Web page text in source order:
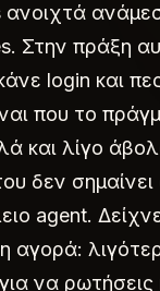
ανοιχτά
Στην πράξη
login και
που το
και λίγο
δεν σημαίνει
agent.
αγορά:
να ρωτήσεις